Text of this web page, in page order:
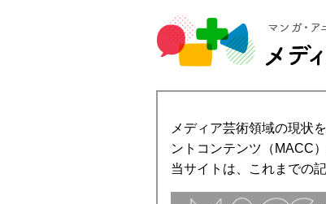
メディア芸術領域の現状
ントコンテンツ（MACC
当サイトは、これまでの